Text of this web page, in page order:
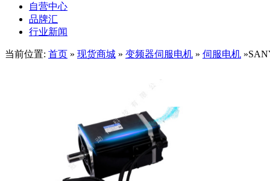
自营中心
品牌汇
行业新闻
当前位置: 首页 » 现货商城 » 变频器伺服电机 » 伺服电机